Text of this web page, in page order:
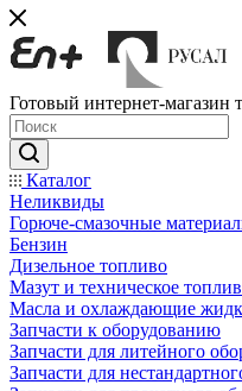
Готовый интернет-магазин
Каталог
Неликвиды
Горюче-смазочные
Бензин
Дизельное топливо
Мазут и техническое
Масла и охлаждающие
Запчасти к оборудованию
Запчасти для литейного
Запчасти для